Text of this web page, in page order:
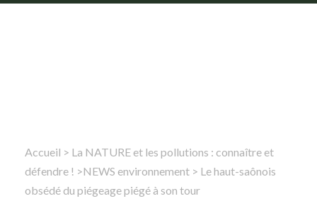
Rechercher
Accueil > La NATURE et les pollutions : connaître et
défendre ! >NEWS environnement > Le haut-saônois
obsédé du piégeage piégé à son tour